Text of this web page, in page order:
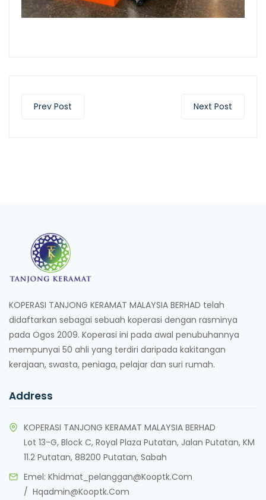
Prev Post Next Post
KOPERASI TANJONG KERAMAT MALAYSIA BERHAD telah
didaftarkan sebagai sebuah koperasi dengan rasminya
pada Ogos 2009. Koperasi ini pada awal penubuhannya
mempunyai 50 ahli yang terdiri daripada kakitangan
kerajaan, swasta, peniaga, pelajar dan suri rumah.
Address
KOPERASI TANJONG KERAMAT MALAYSIA BERHAD
Lot 13-G, Block C, Royal Plaza Putatan, Jalan Putatan, KM
11.2 Putatan, 88200 Putatan, Sabah
Emel: Khidmat_pelanggan@kooptk.com
/ Hqadmin@kooptk.com